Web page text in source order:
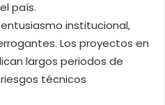
país.
institucional,
Los proyectos en
largos periodos de
técnicos